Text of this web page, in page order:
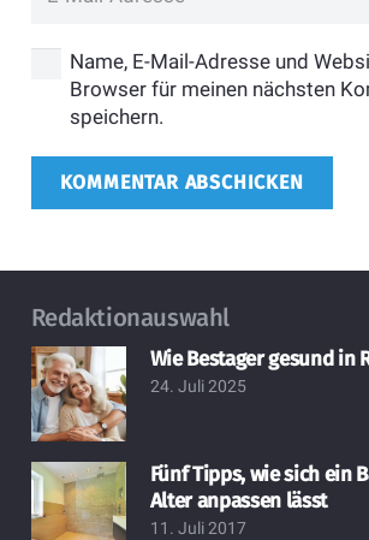
Name, E-Mail-Adresse und
Browser für meinen nächsten
speichern.
KOMMENTAR ABSCHICKEN
Redaktionauswahl
Wie Bestager gesund in
24. Juli 2025
Fünf Tipps, wie sich ein
Alter anpassen lässt
11. Juli 2017